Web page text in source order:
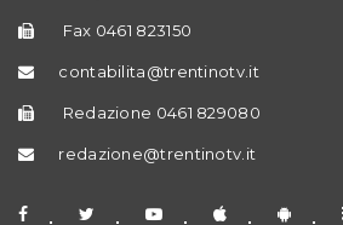
Fax 0461 823150
contabilita@trentinotv.it
Redazione 0461 829080
redazione@trentinotv.it